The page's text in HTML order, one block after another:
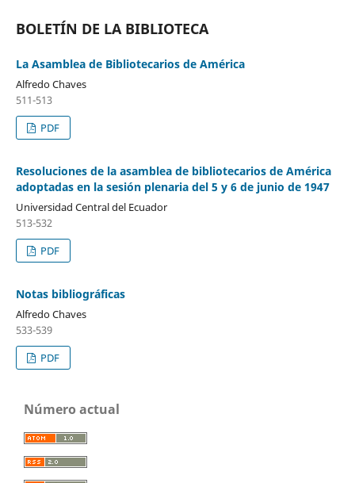
BOLETÍN DE LA BIBLIOTECA
La Asamblea de Bibliotecarios de América
Alfredo Chaves
511-513
PDF
Resoluciones de la asamblea de bibliotecarios de América
adoptadas en la sesión plenaria del 5 y 6 de junio de 1947
Universidad Central del Ecuador
513-532
PDF
Notas bibliográficas
Alfredo Chaves
533-539
PDF
Número actual